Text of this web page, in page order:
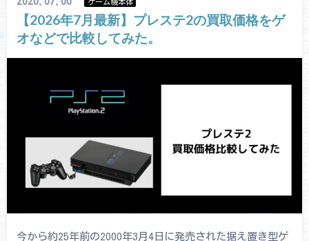
ゲーム機本体
【2026年7月最新】プレステ2の買取価格をゲ
オなどで比較してみた。
今から約25年前の2000年3月4日に発売された据え置き型ゲ